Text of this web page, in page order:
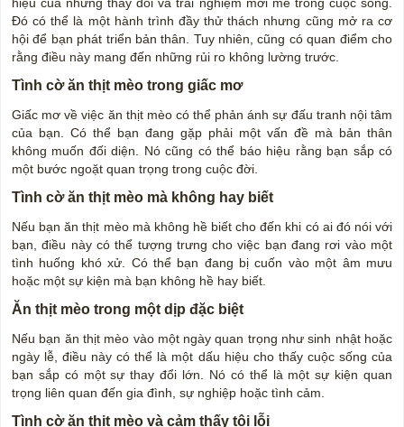
Đó có thể là một hành trình đầy thử thách nhưng cũng mở ra cơ
hội để bạn phát triển bản thân. Tuy nhiên, cũng có quan điểm cho
rằng điều này mang đến những rủi ro không lường trước.
Tình cờ ăn thịt mèo trong giấc mơ
Giấc mơ về việc ăn thịt mèo có thể phản ánh sự đấu tranh nội tâm
của bạn. Có thể bạn đang gặp phải một vấn đề mà bản thân
không muốn đối diện. Nó cũng có thể báo hiệu rằng bạn sắp có
một bước ngoặt quan trọng trong cuộc đời.
Tình cờ ăn thịt mèo mà không hay biết
Nếu bạn ăn thịt mèo mà không hề biết cho đến khi có ai đó nói với
bạn, điều này có thể tượng trưng cho việc bạn đang rơi vào một
tình huống khó xử. Có thể bạn đang bị cuốn vào một âm mưu
hoặc một sự kiện mà bạn không hề hay biết.
Ăn thịt mèo trong một dịp đặc biệt
Nếu bạn ăn thịt mèo vào một ngày quan trọng như sinh nhật hoặc
ngày lễ, điều này có thể là một dấu hiệu cho thấy cuộc sống của
bạn sắp có một sự thay đổi lớn. Nó có thể là một sự kiện quan
trọng liên quan đến gia đình, sự nghiệp hoặc tình cảm.
Tình cờ ăn thịt mèo và cảm thấy tội lỗi